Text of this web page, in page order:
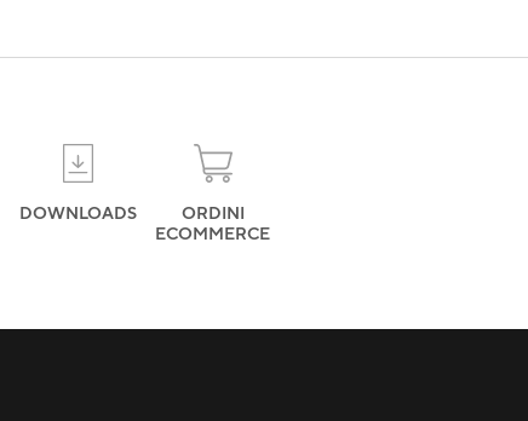
DOWNLOADS
ORDINI
ECOMMERCE